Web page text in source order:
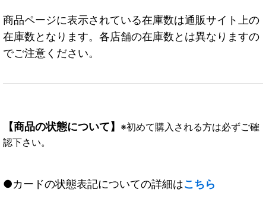
商品ページに表示されている在庫数は通販サイト上の
在庫数となります。各店舗の在庫数とは異なりますの
でご注意ください。
【商品の状態について】 ※初めて購入される方は必ずご確
認下さい。
●カードの状態表記についての詳細はこちら